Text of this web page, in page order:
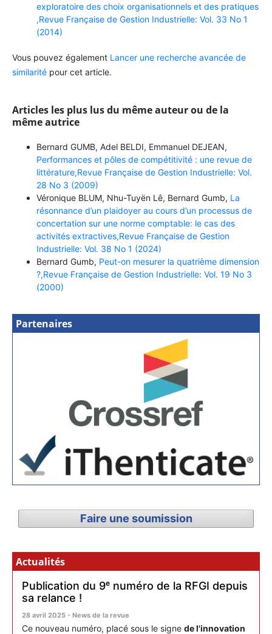
exploratoire des choix organisationnels et des pratiques
,Revue Française de Gestion Industrielle: Vol. 33 No 1
(2014)
Vous pouvez également Lancer une recherche avancée de
similaritépour cet article.
Articles les plus lus du même auteur ou de la
même autrice
Bernard GUMB, Adel BELDI, Emmanuel DEJEAN,
Performances et pôles de compétitivité : une revue de
littérature,Revue Française de Gestion Industrielle: Vol.
28 No 3 (2009)
Véronique BLUM, Nhu-Tuyën Lê, Bernard Gumb, La
résonnance d’un plaidoyer au cours d’un processus de
concertation sur une norme comptable: le cas des
activités extractives,Revue Française de Gestion
Industrielle: Vol. 38 No 1 (2024)
Bernard Gumb, Peut-on mesurer la quatrième dimension
?,Revue Française de Gestion Industrielle: Vol. 19 No 3
(2000)
Partenaires
Faire une soumission
Actualités
Publication du 9ᵉ numéro de la RFGI depuis
sa relance !
28 avril 2025 - News de la revue
Ce nouveau numéro, placé sous le signe de l'innovation